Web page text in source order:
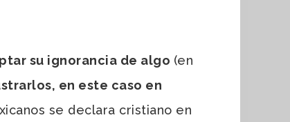
su ignorancia de algo (en
en este caso en
se declara cristiano en